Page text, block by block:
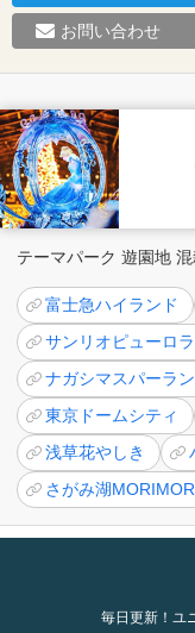
お問い合わせ
テーマパーク 遊園地
富士急ハイランド
サンリオピューロ
ナガシマスパーラ
東京ドームシティ
浅草花やしき
さがみ湖
毎日更新！ユ